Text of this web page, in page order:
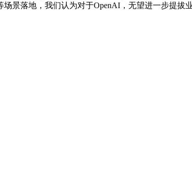
景落地，我们认为对于OpenAI，无望进一步提拔